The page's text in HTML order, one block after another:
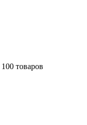
100 товаров